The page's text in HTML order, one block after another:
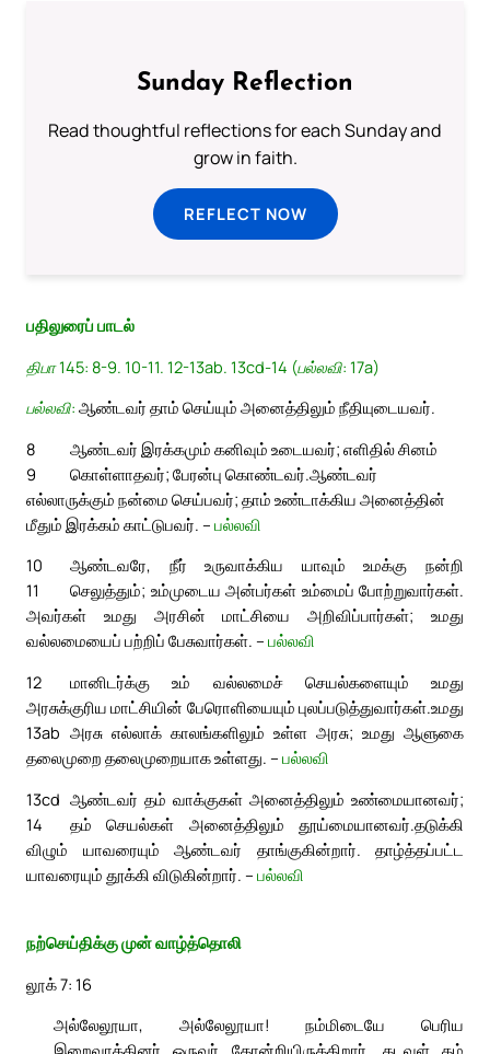
Sunday Reflection
Read thoughtful reflections for each Sunday and
grow in faith.
REFLECT NOW
பதிலுரைப் பாடல்
திபா 145: 8-9. 10-11. 12-13ab. 13cd-14 (பல்லவி: 17a)
பல்லவி: ஆண்டவர் தாம் செய்யும் அனைத்திலும் நீதியுடையவர்.
8
ஆண்டவர் இரக்கமும் கனிவும் உடையவர்; எளிதில் சினம்
கொள்ளாதவர்; பேரன்பு கொண்டவர்.
9
ஆண்டவர்
எல்லாருக்கும் நன்மை செய்பவர்; தாம் உண்டாக்கிய அனைத்தின்
மீதும் இரக்கம் காட்டுபவர். – பல்லவி
10
ஆண்டவரே, நீர் உருவாக்கிய யாவும் உமக்கு நன்றி
செலுத்தும்; உம்முடைய அன்பர்கள் உம்மைப் போற்றுவார்கள்.
11
அவர்கள் உமது அரசின் மாட்சியை அறிவிப்பார்கள்; உமது
வல்லமையைப் பற்றிப் பேசுவார்கள். – பல்லவி
12
மானிடர்க்கு உம் வல்லமைச் செயல்களையும் உமது
அரசுக்குரிய மாட்சியின் பேரொளியையும் புலப்படுத்துவார்கள்.
13ab
உமது
அரசு எல்லாக் காலங்களிலும் உள்ள அரசு; உமது ஆளுகை
தலைமுறை தலைமுறையாக உள்ளது. – பல்லவி
13cd ஆண்டவர் தம் வாக்குகள் அனைத்திலும் உண்மையானவர்;
தம் செயல்கள் அனைத்திலும் தூய்மையானவர்.
14
தடுக்கி
விழும் யாவரையும் ஆண்டவர் தாங்குகின்றார். தாழ்த்தப்பட்ட
யாவரையும் தூக்கி விடுகின்றார். – பல்லவி
நற்செய்திக்கு முன் வாழ்த்தொலி
லூக் 7: 16
அல்லேலூயா, அல்லேலூயா! நம்மிடையே பெரிய